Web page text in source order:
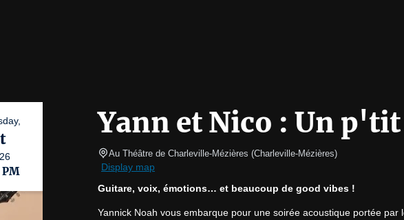
Yann et Nico : Un
Au Théâtre de Charleville-Mézières (Charleville-Mézières)
Display map
Guitare, voix, émotions… et beaucoup de good vibes !
Yannick Noah vous embarque pour une soirée acoustique portée par